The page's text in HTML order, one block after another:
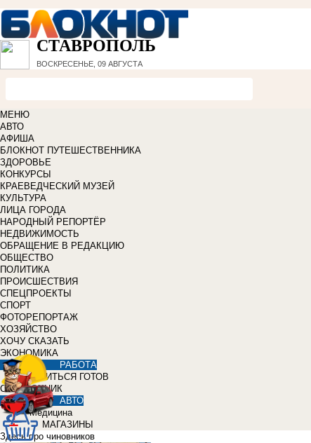
СТАВРОПОЛЬ
ВОСКРЕСЕНЬЕ, 09 АВГУСТА
МЕНЮ
АВТО
АФИША
БЛОКНОТ ПУТЕШЕСТВЕННИКА
ЗДОРОВЬЕ
КОНКУРСЫ
КРАЕВЕДЧЕСКИЙ МУЗЕЙ
КУЛЬТУРА
ЛИЦА ГОРОДА
НАРОДНЫЙ РЕПОРТЁР
НЕДВИЖИМОСТЬ
ОБРАЩЕНИЕ В РЕДАКЦИЮ
ОБЩЕСТВО
ПОЛИТИКА
ПРОИСШЕСТВИЯ
СПЕЦПРОЕКТЫ
СПОРТ
ФОТОРЕПОРТАЖ
ХОЗЯЙСТВО
ХОЧУ СКАЗАТЬ
ЭКОНОМИКА
РАБОТА
УЧИТЬСЯ ГОТОВ
СПРАВОЧНИК
АВТО
Медицина
МАГАЗИНЫ
Здесь про чиновников